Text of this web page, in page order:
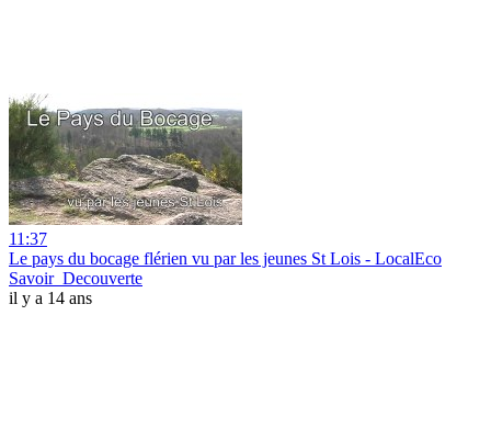
11:37
Le pays du bocage flérien vu par les jeunes St Lois - LocalEco
Savoir_Decouverte
il y a 14 ans